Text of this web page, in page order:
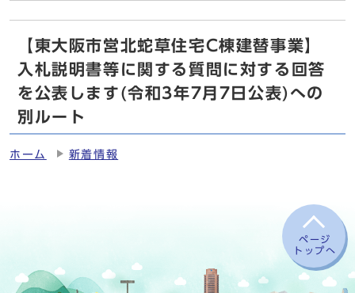
【東大阪市営北蛇草住宅C棟建替事業】
入札説明書等に関する質問に対する回答
を公表します(令和3年7月7日公表)への
別ルート
ホーム 新着情報
ページ
トップへ